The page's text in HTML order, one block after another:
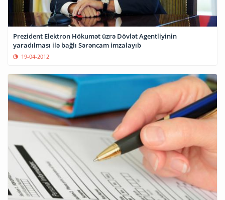
Prezident Elektron Hökumət üzrə Dövlət Agentliyinin
yaradılması ilə bağlı Sərəncam imzalayıb
19-04-2012